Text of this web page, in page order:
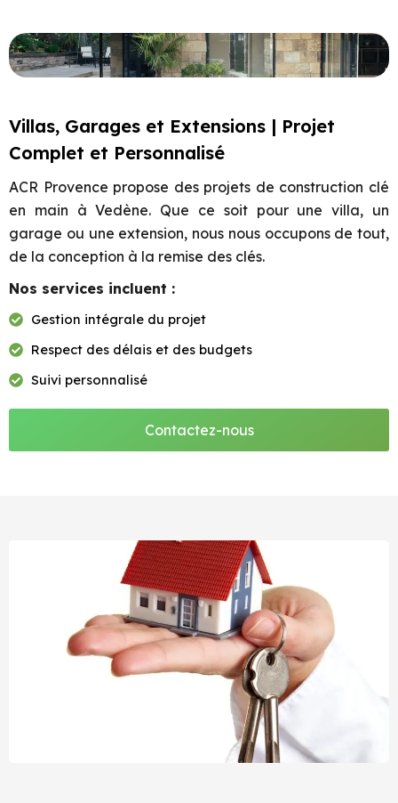
Villas, Garages et Extensions | Projet
Complet et Personnalisé
ACR Provence propose des projets de construction clé
en main à Vedène. Que ce soit pour une villa, un
garage ou une extension, nous nous occupons de tout,
de la conception à la remise des clés.
Nos services incluent :
Gestion intégrale du projet
Respect des délais et des budgets
Suivi personnalisé
Contactez-nous